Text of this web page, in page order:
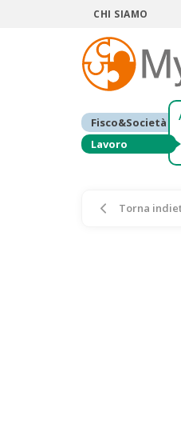
CHI SIAMO
Fisco&Società
Lavoro
Torna